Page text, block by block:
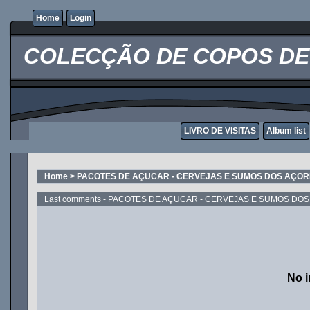
Home Login
COLECÇÃO DE COPOS
LIVRO DE VISITAS Album list
Home > PACOTES DE AÇUCAR - CERVEJAS E SUMOS DOS
Last comments - PACOTES DE AÇUCAR - CERVEJAS E SUMOS
No